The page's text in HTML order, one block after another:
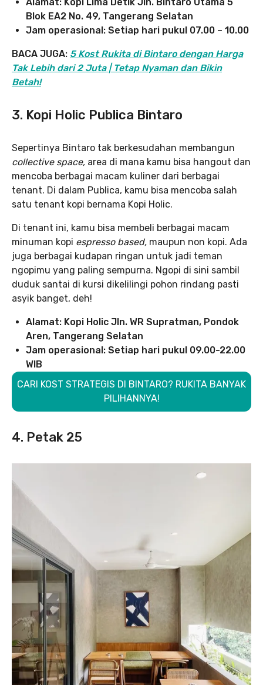
Blok EA2 No. 49, Tangerang Selatan
Jam operasional: Setiap hari pukul 07.00 – 10.00
BACA JUGA: 5 Kost Rukita di Bintaro dengan Harga
Tak Lebih dari 2 Juta | Tetap Nyaman dan Bikin
Betah!
3. Kopi Holic Publica Bintaro
Sepertinya Bintaro tak berkesudahan membangun
collective space, area di mana kamu bisa hangout dan
mencoba berbagai macam kuliner dari berbagai
tenant. Di dalam Publica, kamu bisa mencoba salah
satu tenant kopi bernama Kopi Holic.
Di tenant ini, kamu bisa membeli berbagai macam
minuman kopi espresso based, maupun non kopi. Ada
juga berbagai kudapan ringan untuk jadi teman
ngopimu yang paling sempurna. Ngopi di sini sambil
duduk santai di kursi dikelilingi pohon rindang pasti
asyik banget, deh!
Alamat: Kopi Holic Jln. WR Supratman, Pondok
Aren, Tangerang Selatan
Jam operasional: Setiap hari pukul 09.00-22.00
WIB
CARI KOST STRATEGIS DI BINTARO? RUKITA BANYAK
PILIHANNYA!
4. Petak 25